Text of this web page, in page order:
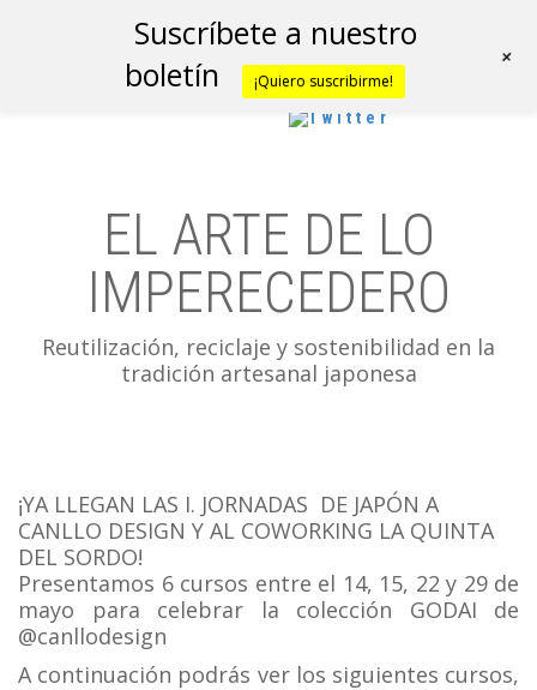
EL ARTE DE LO
IMPERECEDERO
Reutilización, reciclaje y sostenibilidad en la
tradición artesanal japonesa
¡YA LLEGAN LAS I. JORNADAS DE JAPÓN A
CANLLO DESIGN Y AL COWORKING LA QUINTA
DEL SORDO!
Presentamos 6 cursos entre el 14, 15, 22 y 29 de
mayo para celebrar la colección GODAI de
@canllodesign
A continuación podrás ver los siguientes cursos,
Suscríbete a nuestro
boletín
¡Quiero suscribirme!
+